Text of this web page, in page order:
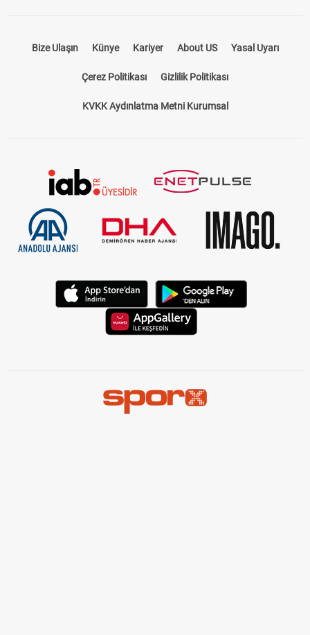
Bize Ulaşın Künye Kariyer About US Yasal Uyarı
Çerez Politikası Gizlilik Politikası
KVKK Aydınlatma Metni Kurumsal